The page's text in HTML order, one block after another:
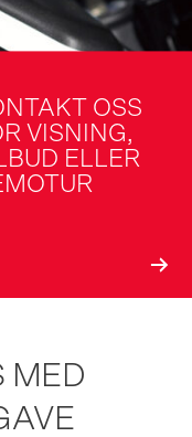
OSS
VISNING,
ELLER
MED